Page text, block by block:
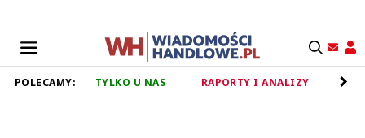
POLECAMY: TYLKO U NAS RAPORTY I ANALIZY